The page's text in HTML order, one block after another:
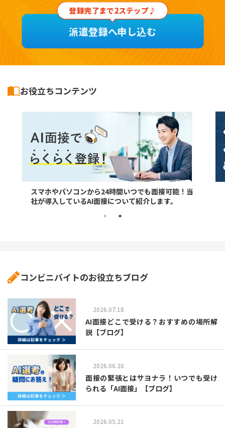
派遣登録へ申し込む
登録完了まで2ステップ♪
お役立ちコンテンツ
スマホやパソコンから24時間いつでも面接可能！当
社が導入しているAI面接について紹介します。
コンビニバイトのお役立ちブログ
2026.07.18
AI面接どこで受ける？おすすめの場所解
説【ブログ】
2026.06.20
面接の緊張とはサヨナラ！いつでも受け
られる「AI面接」【ブログ】
2026.05.21